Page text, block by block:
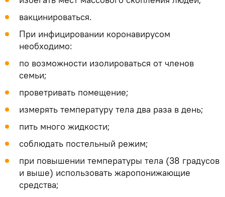
вакцинироваться.
При инфицировании коронавирусом
необходимо:
по возможности изолироваться от членов
семьи;
проветривать помещение;
измерять температуру тела два раза в день;
пить много жидкости;
соблюдать постельный режим;
при повышении температуры тела (38 градусов
и выше) использовать жаропонижающие
средства;